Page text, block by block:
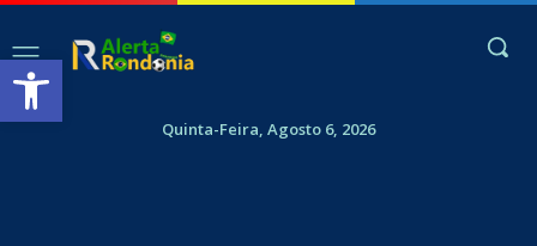
Abrir a barra de ferramentas
Quinta-Feira, Agosto 6, 2026